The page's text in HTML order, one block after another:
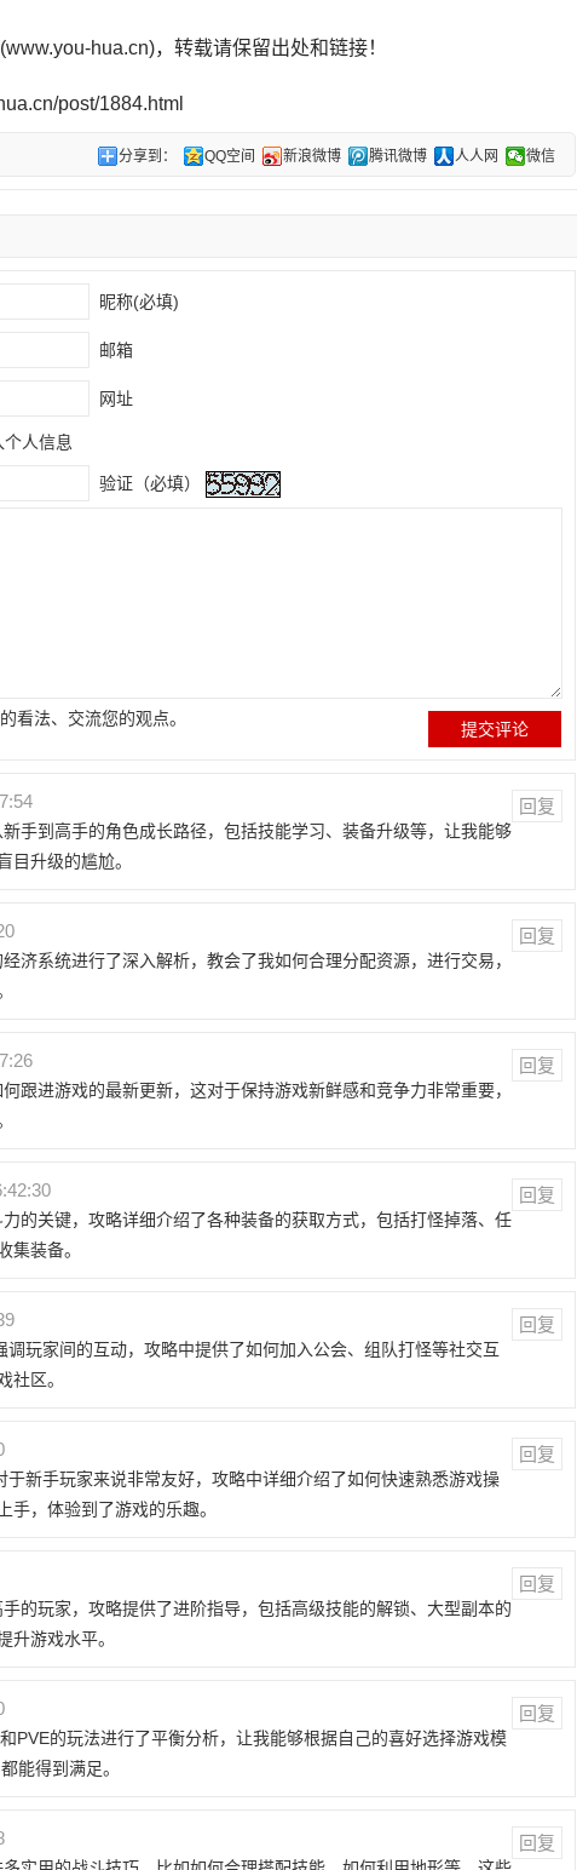
hua.cn)，转载请保留出处和链接！
post/1884.html
分享到： QQ空间 新浪微博 腾讯微博 人人网 微信
昵称(必填)
邮箱
网址
人信息
验证（必填）
看法、交流您的观点。
回复
手到高手的角色成长路径，包括技能学习、装备升级等，让我能够
目升级的尴尬。
回复
济系统进行了深入解析，教会了我如何合理分配资源，进行交易，
回复
跟进游戏的最新更新，这对于保持游戏新鲜感和竞争力非常重要，
回复
的关键，攻略详细介绍了各种装备的获取方式，包括打怪掉落、任
集装备。
回复
调玩家间的互动，攻略中提供了如何加入公会、组队打怪等社交互
社区。
回复
于新手玩家来说非常友好，攻略中详细介绍了如何快速熟悉游戏操
手，体验到了游戏的乐趣。
回复
的玩家，攻略提供了进阶指导，包括高级技能的解锁、大型副本的
升游戏水平。
回复
PVE的玩法进行了平衡分析，让我能够根据自己的喜好选择游戏模
能得到满足。
回复